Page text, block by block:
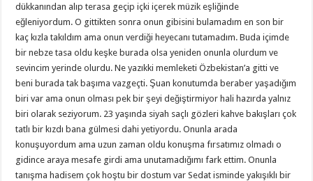
dükkanından alıp terasa geçip içki içerek müzik eşliğinde
eğleniyordum. O gittikten sonra onun gibisini bulamadım en son bir
kaç kızla takıldım ama onun verdiği heyecanı tutamadım. Buda içimde
bir nebze tasa oldu keşke burada olsa yeniden onunla olurdum ve
sevincim yerinde olurdu. Ne yazıkki memleketi Özbekistan’a gitti ve
beni burada tak başıma vazgeçti. Şuan konutumda beraber yaşadığım
biri var ama onun olması pek bir şeyi değiştirmiyor hali hazırda yalnız
biri olarak seziyorum. 23 yaşında siyah saçlı gözleri kahve bakışları çok
tatlı bir kızdı bana gülmesi dahi yetiyordu. Onunla arada
konuşuyordum ama uzun zaman oldu konuşma fırsatımız olmadı o
gidince araya mesafe girdi ama unutamadığımı fark ettim. Onunla
tanışma hadisem çok hoştu bir dostum var Sedat isminde yakışıklı bir